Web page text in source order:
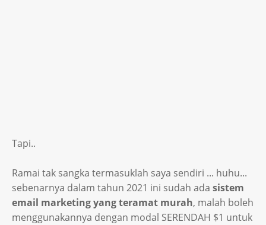
Tapi..
Ramai tak sangka termasuklah saya sendiri ... huhu...
sebenarnya dalam tahun 2021 ini sudah ada sistem
email marketing yang teramat murah, malah boleh
menggunakannya dengan modal SERENDAH $1 untuk